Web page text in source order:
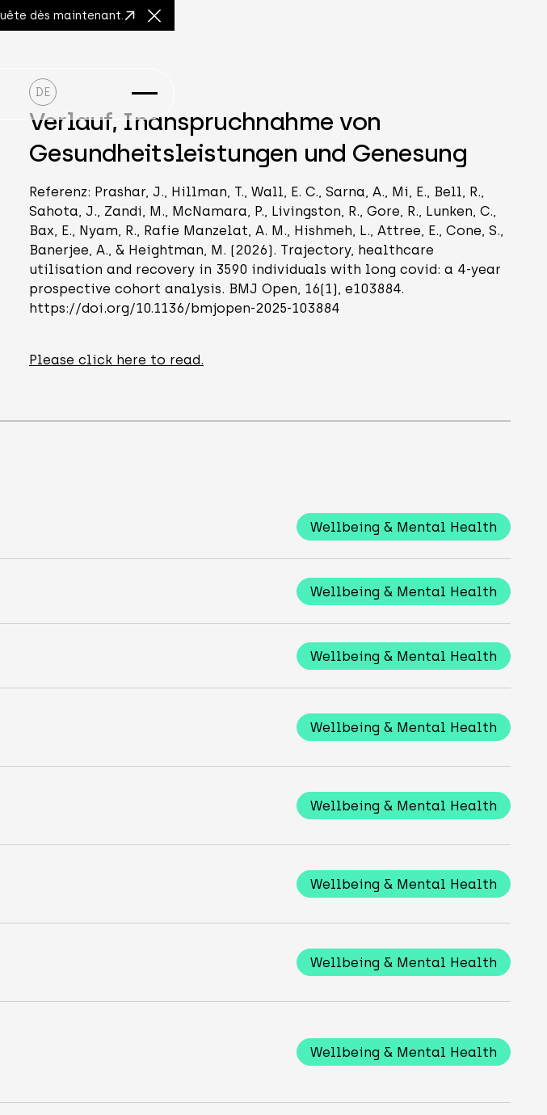
dès maintenant.
Fermer la bannière d'annonce
DE
Verlauf, Inanspruchnahme von
Gesundheitsleistungen und Genesung
Referenz: Prashar, J., Hillman, T., Wall, E. C., Sarna, A., Mi, E., Bell, R.,
Sahota, J., Zandi, M., McNamara, P., Livingston, R., Gore, R., Lunken, C.,
Bax, E., Nyam, R., Rafie Manzelat, A. M., Hishmeh, L., Attree, E., Cone, S.,
Banerjee, A., & Heightman, M. (2026). Trajectory, healthcare
utilisation and recovery in 3590 individuals with long covid: a 4-year
prospective cohort analysis. BMJ Open, 16(1), e103884.
https://doi.org/10.1136/bmjopen-2025-103884
Please click here to read.
Wellbeing & Mental Health
Wellbeing & Mental Health
Wellbeing & Mental Health
Wellbeing & Mental Health
Wellbeing & Mental Health
Wellbeing & Mental Health
Wellbeing & Mental Health
Wellbeing & Mental Health